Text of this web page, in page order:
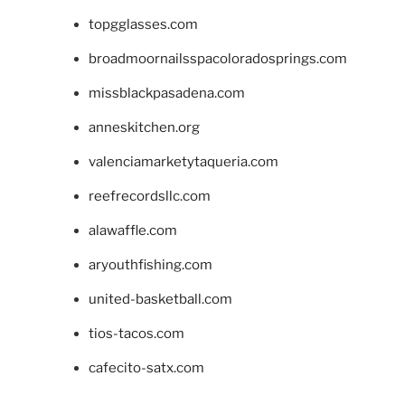
topgglasses.com
broadmoornailsspacoloradosprings.com
missblackpasadena.com
anneskitchen.org
valenciamarketytaqueria.com
reefrecordsllc.com
alawaffle.com
aryouthfishing.com
united-basketball.com
tios-tacos.com
cafecito-satx.com